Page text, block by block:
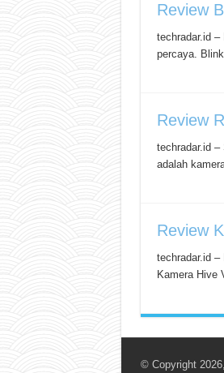
Review
techradar.id –
percaya.
Review
techradar.id
adalah
Review
techradar.id
Kamera Hive
© Copyright